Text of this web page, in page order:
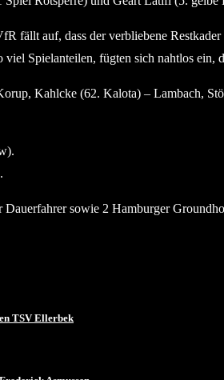
fällt auf, dass der verbliebene
Spielanteilen, fügten sich nahtlos
Kahlcke (62. Kalota) – Lambach,
Dauerfahrer sowie 2 Hamburger
TSV Ellerbek